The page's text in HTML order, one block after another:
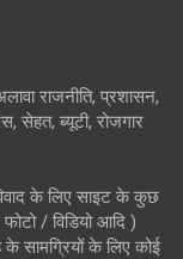
राजनीति, प्रशासन,
सेहत, ब्यूटी, रोजगार
के लिए साइट के कुछ
/ विडियो आदि )
सामग्रियों के लिए कोई